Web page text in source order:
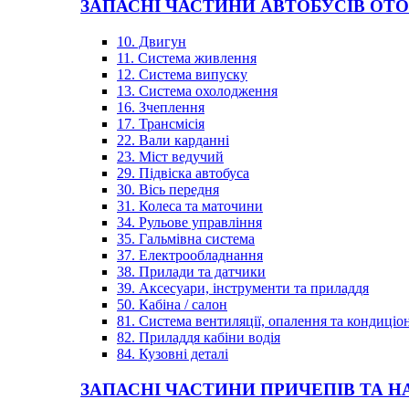
ЗАПАСНІ ЧАСТИНИ АВТОБУСІВ
10. Двигун
11. Система живлення
12. Система випуску
13. Система охолодження
16. Зчеплення
17. Трансмісія
22. Вали карданні
23. Міст ведучий
29. Підвіска автобуса
30. Вісь передня
31. Колеса та маточини
34. Рульове управління
35. Гальмівна система
37. Електрообладнання
38. Прилади та датчики
39. Аксесуари, інструменти та приладдя
50. Кабіна / салон
81. Система вентиляції, опалення та
82. Приладдя кабіни водія
84. Кузовні деталі
ЗАПАСНІ ЧАСТИНИ ПРИЧЕПІВ ТА